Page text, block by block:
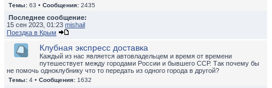
Темы: 63 • Сообщения: 2435
Последнее сообщение:
15 сен 2023, 01:23 mishail
Поездка в Крым
Клубная экспресс доставка
Каждый из нас является автовладельцем и время от времени
путешествует между городами России и бывшего ССР. Так почему бы
не помочь одноклубнику что то передать из одного города в другой?
Темы: 4 • Сообщения: 1632